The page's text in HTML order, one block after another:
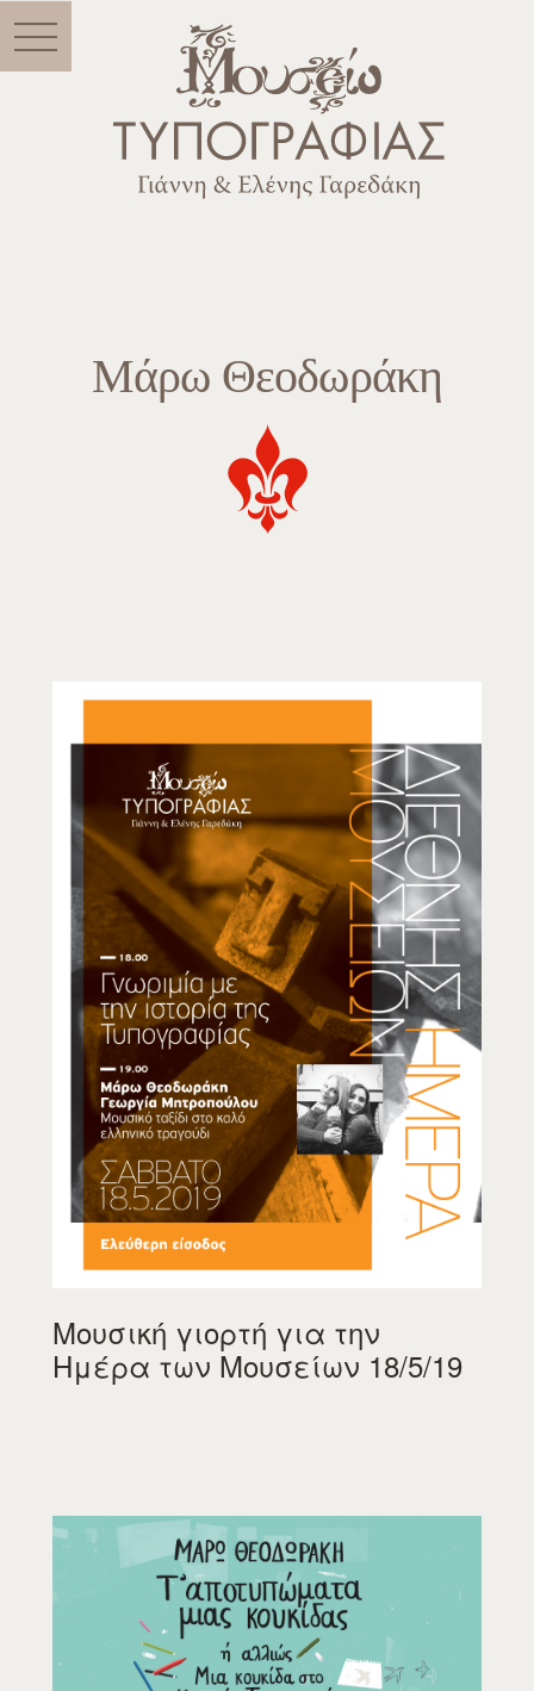
Μάρω Θεοδωράκη
Μουσική γιορτή για την
Ημέρα των Μουσείων 18/5/19